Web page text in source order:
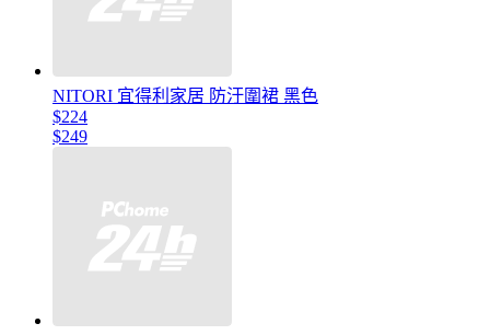
NITORI 宜得利家居 防汙圍裙 黑色
$224
$249